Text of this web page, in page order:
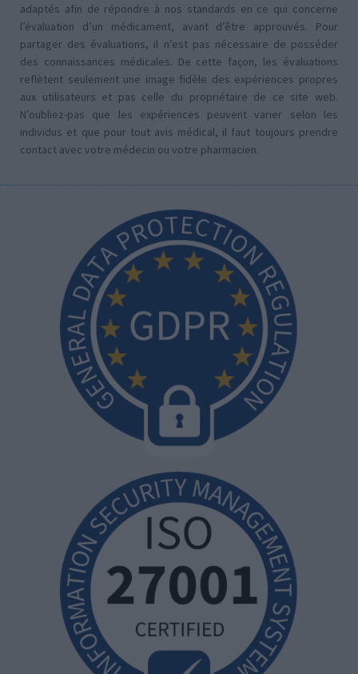
adaptés afin de répondre à nos standards en ce qui concerne
l’évaluation d’un médicament, avant d’être approuvés. Pour
partager des évaluations, il n’est pas nécessaire de posséder
des connaissances médicales. De cette façon, les évaluations
reflètent seulement une image fidèle des expériences propres
aux utilisateurs et pas celle du propriétaire de ce site web.
N’oubliez-pas que les expériences peuvent varier selon les
individus et que pour tout avis médical, il faut toujours prendre
contact avec votre médecin ou votre pharmacien.